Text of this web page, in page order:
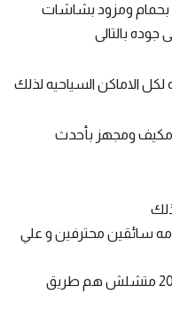
ومزود بحمام ومزود بشاشات
بالتالى
الاماكن السياحيه لذلك
ومكيف ومجهز بأحدث
نوفر خدمه سائقين محترفين و علي
جميع الباصات موديل حديث 2020 – 2021 متشلش هم طريق